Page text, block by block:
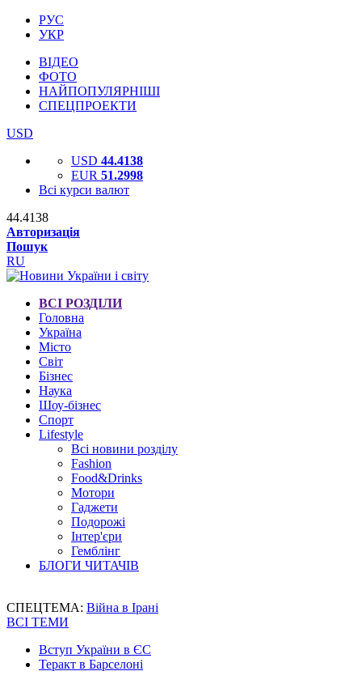
РУС
УКР
ВІДЕО
ФОТО
НАЙПОПУЛЯРНІШІ
СПЕЦПРОЕКТИ
USD
USD 44.4138
EUR 51.2998
Всі курси валют
44.4138
Авторизація
Пошук
RU
ВСІ РОЗДІЛИ
Головна
Україна
Місто
Світ
Бізнес
Наука
Шоу-бізнес
Спорт
Lifestyle
Всі новини розділу
Fashion
Food&Drinks
Мотори
Гаджети
Подорожі
Інтер'єри
Гемблінг
БЛОГИ ЧИТАЧІВ
СПЕЦТЕМА: Війна в Ірані
ВСІ ТЕМИ
Вступ України в ЄС
Теракт в Барселоні